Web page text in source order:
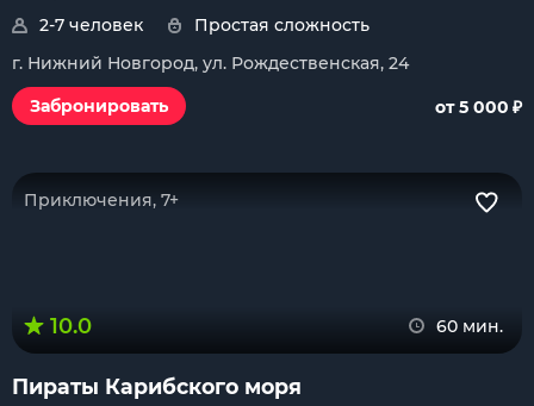
2-7 человек
Простая сложность
г. Нижний Новгород, ул. Рождественская, 24
Забронировать
от 5 000 ₽
Приключения, 7+
10.0 60 мин.
Пираты Карибского моря